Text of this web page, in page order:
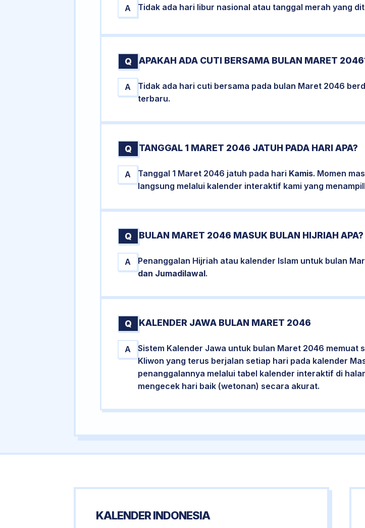
A Tidak ada hari libur nasional atau tanggal merah yang
Q APAKAH ADA CUTI BERSAMA BULAN MARET
A
Tidak ada hari cuti bersama pada bulan Maret 2046
terbaru.
Q TANGGAL 1 MARET 2046 JATUH PADA HARI APA?
A Tanggal 1 Maret 2046 jatuh pada hari Kamis. Momen
langsung melalui kalender interaktif kami yang
Q BULAN MARET 2046 MASUK BULAN HIJRIAH APA?
A Penanggalan Hijriah atau kalender Islam untuk bulan
dan Jumadilawal.
Q KALENDER JAWA BULAN MARET 2046
A
Sistem Kalender Jawa untuk bulan Maret 2046 memuat
Kliwon yang terus berjalan setiap hari pada kalender
penanggalannya melalui tabel kalender interaktif di
mengecek hari baik (wetonan) secara akurat.
KALENDER INDONESIA